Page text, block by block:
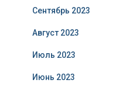
Сентябрь 2023
Август 2023
Июль 2023
Июнь 2023